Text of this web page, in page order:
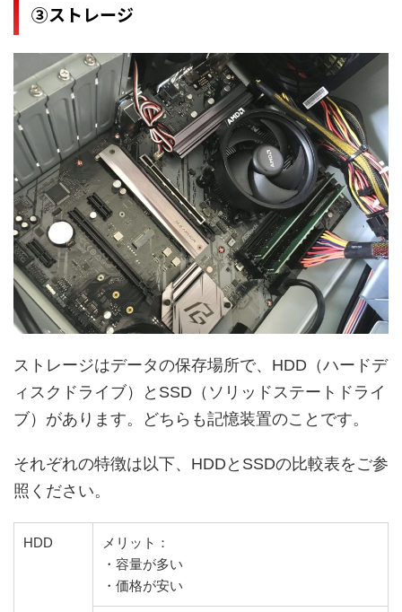
③ストレージ
ストレージはデータの保存場所で、HDD（ハードデ
ィスクドライブ）とSSD（ソリッドステートドライ
ブ）があります。
どちらも記憶装置のことです。
それぞれの特徴は以下、HDDとSSDの比較表をご参
照ください。
HDD
メリット：
・容量が多い
・価格が安い